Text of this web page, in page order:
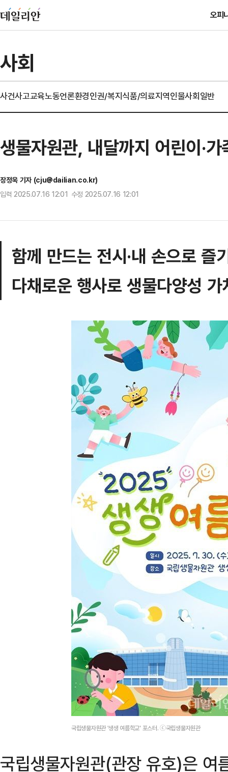
오피
사회
사건사고교육노동언론환경인권/복지식품/의료지역인물사회일반
생물자원관, 내달까지 어린이·
장정욱 기자 (cju@dailian.co.kr)
입력 2025.07.16 12:01 수정 2025.07.16 12:01
함께 만드는 전시·내 손으로 즐
다채로운 행사로 생물다양성 가
국립생물자원관 '생생 여름학교' 포스터. ⓒ국립생물자원관
국립생물자원관(관장 유호)은